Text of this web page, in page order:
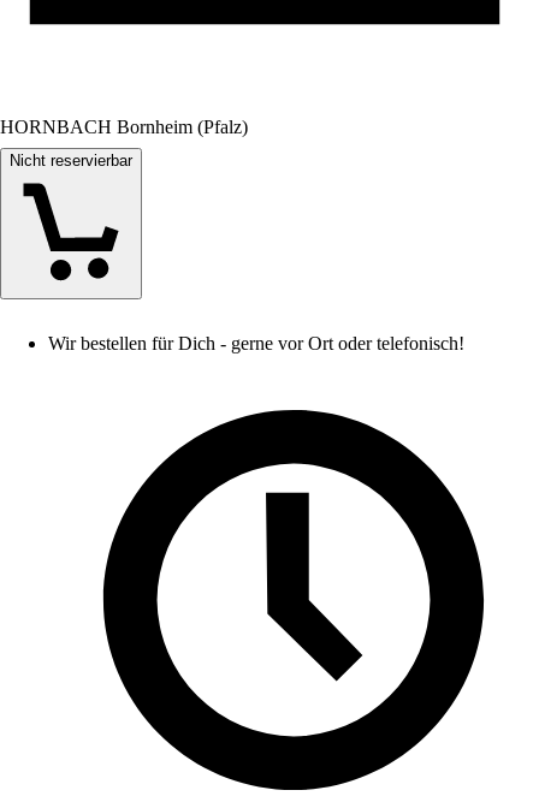
HORNBACH Bornheim (Pfalz)
Nicht reservierbar
Wir bestellen für Dich - gerne vor Ort oder telefonisch!